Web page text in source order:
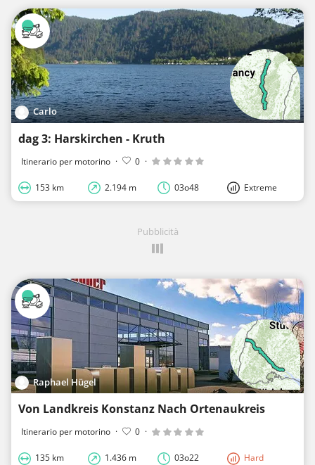
Carlo
dag 3: Harskirchen - Kruth
Itinerario per motorino · 0 ·
153 km 2.194 m 03o48 Extreme
Pubblicità
Raphael Hügel
Von Landkreis Konstanz Nach Ortenaukreis
Itinerario per motorino · 0 ·
135 km 1.436 m 03o22 Hard